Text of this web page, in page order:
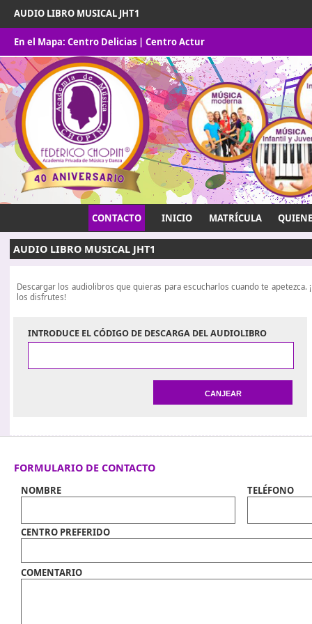
AUDIO LIBRO MUSICAL JHT1
En el Mapa:Centro Delicias |Centro Actur
CONTACTO INICIO MATRÍCULA
AUDIO LIBRO MUSICAL JHT1
Descargar los audiolibros que quieras para escucharlos cuando te apetezca.
los disfrutes!
INTRODUCE EL CÓDIGO DE DESCARGA DEL AUDIOLIBRO
FORMULARIO DE CONTACTO
NOMBRE TELÉFONO
CENTRO PREFERIDO
COMENTARIO